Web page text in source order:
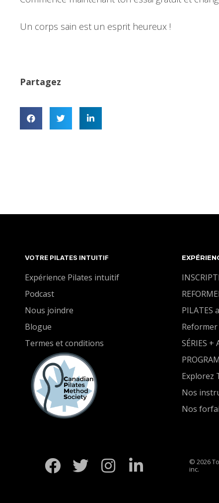
Un corps sain est un esprit heureux !
Partagez
VOTRE PILATES INTUITIF
Expérience Pilates intuitif
Podcast
Nous joindre
Blogue
Termes et conditions
PILATES
SÉRIES +
Explorez
Nos
Nos
© 2026
inc.